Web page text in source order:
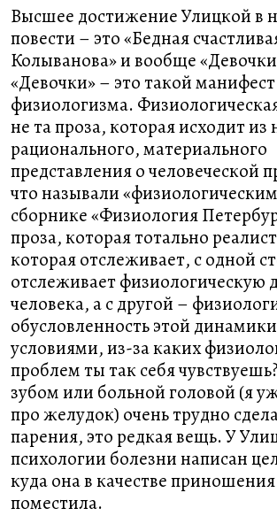
Высшее достижение Улицкой в
повести – это «Бедная
Колыванова» и вообще
«Девочки» – это такой
физиологизма.
не та проза, которая исходит
рационального, материального
представления о человеческой
что называли
сборнике «Физиология
проза, которая тотально
которая отслеживает, с одной
отслеживает физиологическую
человека, а с другой –
обусловленность этой
условиями, из-за каких
проблем ты так себя
зубом или больной головой (я
про желудок) очень трудно
парения, это редкая вещь. У
психологии болезни написан
куда она в качестве
поместила.